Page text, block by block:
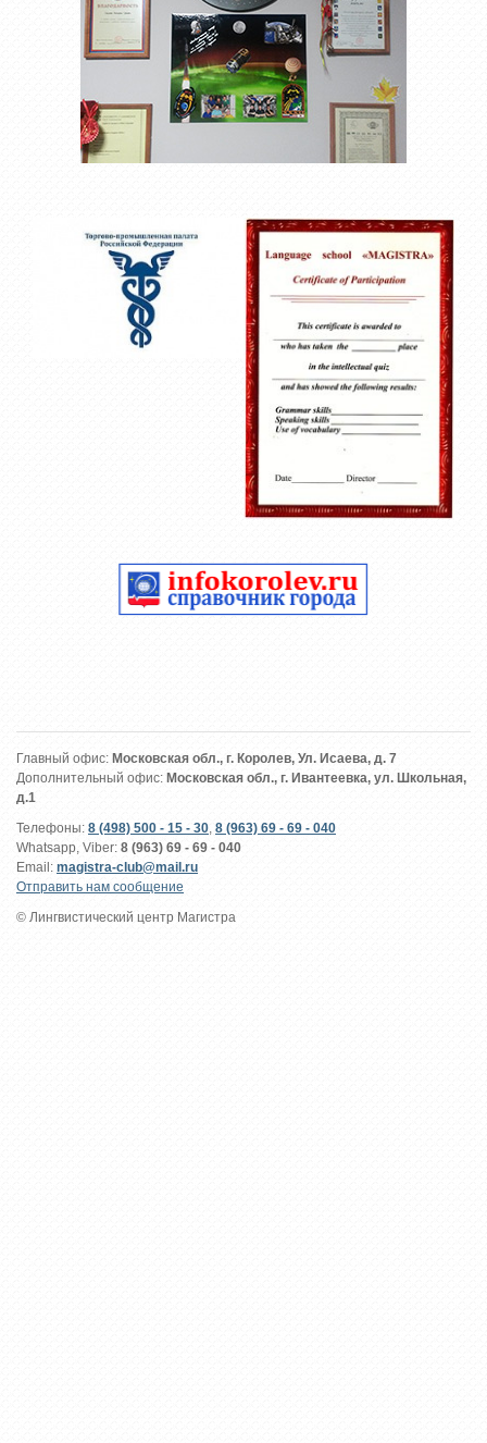
Главный офис: Московская обл., г. Королев, Ул. Исаева, д. 7
Дополнительный офис: Московская обл., г. Ивантеевка, ул. Школьная,
д.1
Телефоны: 8 (498) 500 - 15 - 30 8 (963) 69 - 69 - 040
Whatsapp, Viber: 8 (963) 69 - 69 - 040
Email: magistra-club@mail.ru
Отправить нам сообщение
© Лингвистический центр Магистра